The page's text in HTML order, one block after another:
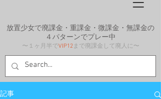
放置少女で廃課金・重課金・微課金・無課金の
４パターンでプレー中
〜１ヶ月半でVIP12まで廃課金して廃人に〜
記事